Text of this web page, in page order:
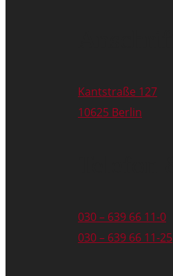
Kantstraße 127
10625 Berlin
030 – 639 66 11-0
030 – 639 66 11-25